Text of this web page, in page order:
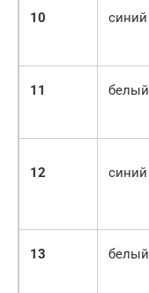
10 синий
11 белый
12 синий
13 белый